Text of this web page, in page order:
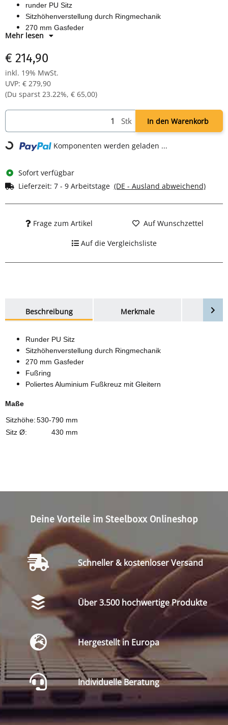
runder PU Sitz
Sitzhöhenverstellung durch Ringmechanik
270 mm Gasfeder
Fußring
Mehr lesen
€ 214,90
inkl. 19% MwSt.
UVP: € 279,90
(Du sparst 23.22%, € 65,00)
Stk In den Warenkorb
Loading... Komponenten werden geladen ...
Sofort verfügbar
Lieferzeit: 7 - 9 Arbeitstage (DE - Ausland abweichend)
Frage zum Artikel Auf Wunschzettel
Auf die Vergleichsliste
Beschreibung
Merkmale
Runder PU Sitz
Sitzhöhenverstellung durch Ringmechanik
270 mm Gasfeder
Fußring
Poliertes Aluminium Fußkreuz mit Gleitern
Maße
Sitzhöhe:530-790 mm
Sitz Ø:
430 mm
Deine Vorteile im Steelboxx Onlineshop
Schneller & kostenloser Versand
Über 3.500 hochwertige Produkte
Hergestellt in Europa
Individuelle Beratung